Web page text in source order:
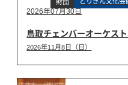
財団
2026年07月30日
鳥取チェンバーオーケス
2026年11月8日（日）